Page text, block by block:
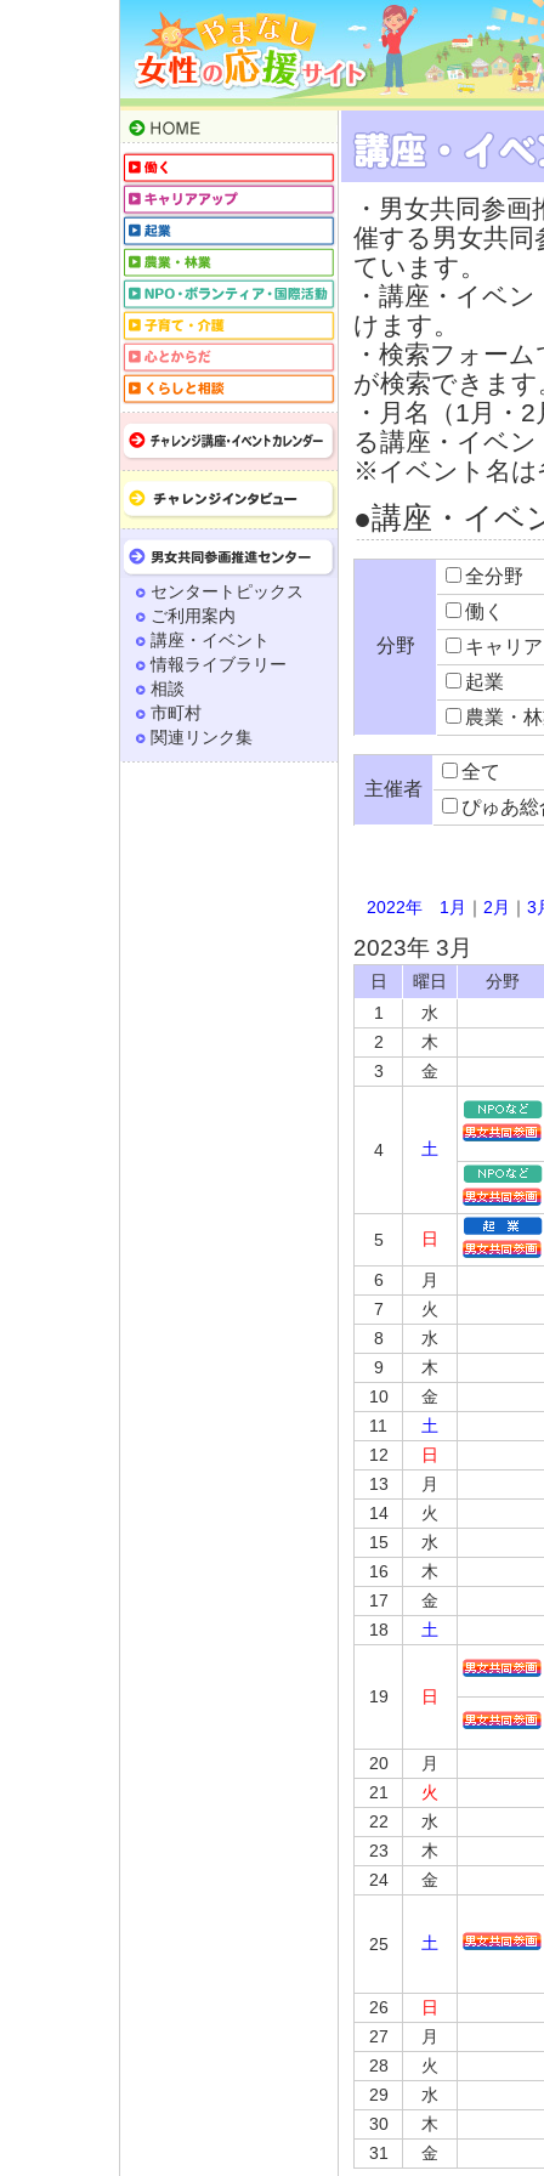
・男女共同参
催する男女共
ています。
・講座・イベ
けます。
・検索フォー
が検索できます
・月名（1月・
る講座・イベ
※イベント名は
●講座・イベ
分野
全分野
働く
キャリ
起業
農業・
主催者
全て
ぴゅあ総
2022年 1月 ｜ 2月 ｜ 3
2023年 3月
日 曜日
分野
1
水
2
木
3
金
4 土
5 日
6
月
7
火
8
水
9
木
10
金
11
土
12
日
13
月
14
火
15
水
16
木
17
金
18
土
19 日
20
月
21
火
22
水
23
木
24
金
25 土
26
日
27
月
28
火
29
水
30
木
31
金
センタートピックス
ご利用案内
講座・イベント
情報ライブラリー
相談
市町村
関連リンク集